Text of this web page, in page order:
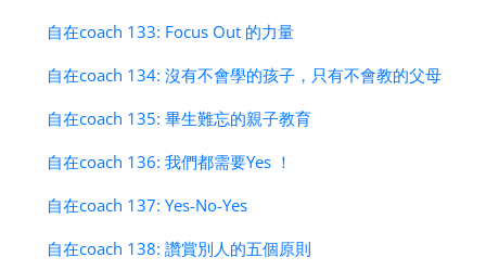
自在coach 133: Focus Out 的力量
自在coach 134: 沒有不會學的孩子，只有不會教的父母
自在coach 135: 畢生難忘的親子教育
自在coach 136: 我們都需要Yes ！
自在coach 137: Yes-No-Yes
自在coach 138: 讚賞別人的五個原則